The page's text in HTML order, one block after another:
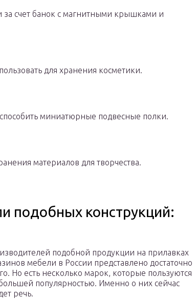
за счет банок с магнитными крышками и
для хранения косметики.
миниатюрные подвесные полки.
материалов для творчества.
подобных конструкций:
подобной продукции на прилавках
мебели в России представлено достаточно
Но есть несколько марок, которые пользуются
популярностью. Именно о них сейчас
речь.